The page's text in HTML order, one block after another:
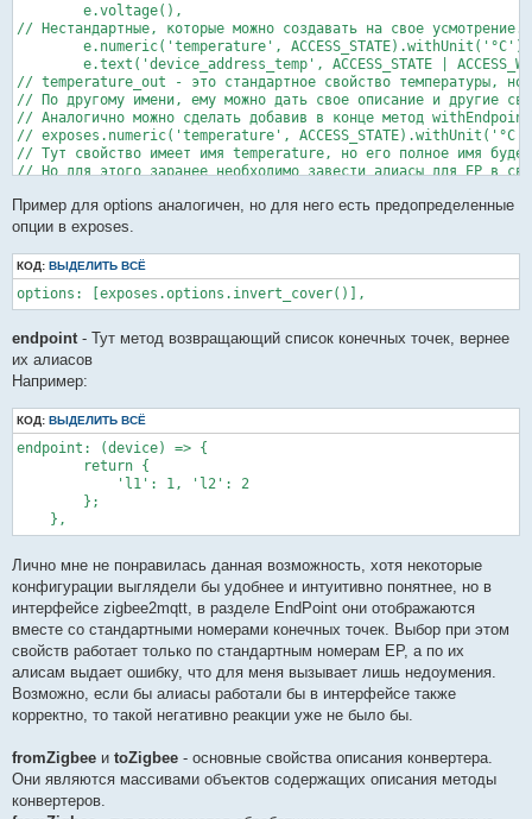
        e.voltage(),
// Нестандартные, которые можно создавать на свое
e.numeric('temperature',
e.text('device_address_temp', ACCESS_STATE |
// temperature_out - это стандартное свойство температуры,
// По другому имени, ему можно дать свое описание и другие
// Аналогично можно сделать добавив в конце метод
// exposes.numeric('temperature',
// Тут свойство имеет имя temperature, но его полное имя
// Но для этого заранее необходимо завести алиасы для EP в
e.text('device_address_temp_out', ACCESS_STATE |
e.numeric('energy_t0',
e.numeric('energy_t2',
e.text('device_address', ACCESS_STATE |
e.numeric('measurement_period', ACCESS_STATE |
Пример для options аналогичен, но для него есть предопределенные
опции в exposes.
КОД: ВЫДЕЛИТЬ ВСЁ
options: [exposes.options.invert_cover()],
endpoint- Тут метод возвращающий список конечных точек, вернее
их алиасов
Например:
КОД: ВЫДЕЛИТЬ ВСЁ
endpoint: (device) => {
        return {
            'l1': 1, 'l2': 2
        };
    },
Лично мне не понравилась данная возможность, хотя некоторые
конфигурации выглядели бы удобнее и интуитивно понятнее, но в
интерфейсе zigbee2mqtt, в разделе EndPoint они отображаются
вместе со стандартными номерами конечных точек. Выбор при этом
свойств работает только по стандартным номерам EP, а по их
алисам выдает ошибку, что для меня вызывает лишь недоумения.
Возможно, если бы алиасы работали бы в интерфейсе также
корректно, то такой негативно реакции уже не было бы.
fromZigbee и toZigbee - основные свойства описания конвертера.
Они являются массивами объектов содержащих описания методы
конвертеров.